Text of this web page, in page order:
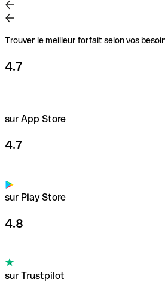
Trouver le meilleur forfait selon vos
4.7
sur App Store
4.7
sur Play Store
4.8
sur Trustpilot